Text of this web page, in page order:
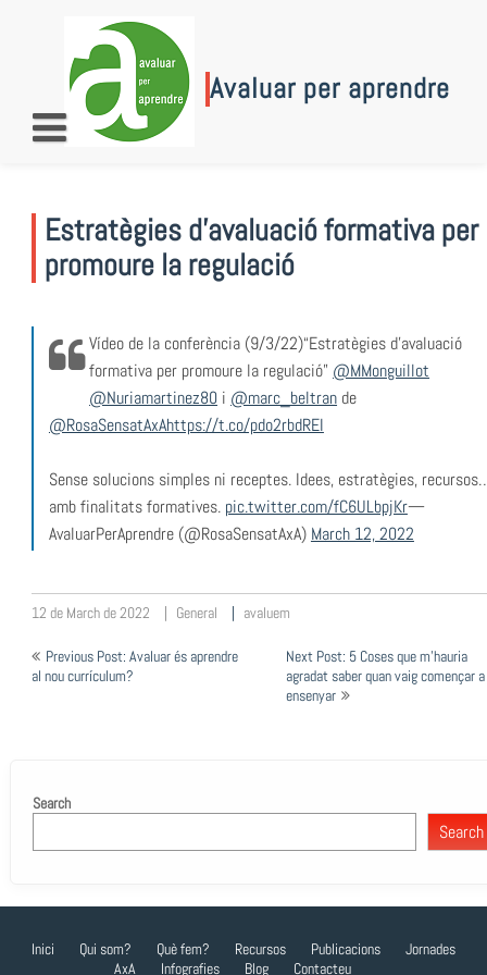
Avaluar per aprendre
Estratègies d’avaluació formativa per
promoure la regulació
Vídeo de la conferència (9/3/22)“Estratègies d’avaluació
formativa per promoure la regulació” @MMonguillot
@Nuriamartinez80 i @marc_beltran de
@RosaSensatAxAhttps://t.co/pdo2rbdREI
Sense solucions simples ni receptes. Idees, estratègies,
amb finalitats formatives. pic.twitter.com/fC6ULbpjKr—
AvaluarPerAprendre (@RosaSensatAxA) March 12, 2022
12 de March de 2022 General avaluem
Post
navigation
Previous Post: Avaluar és aprendre
al nou currículum?
Next Post: 5 Coses que m’hauria
agradat saber quan vaig començar a
ensenyar
Search
Search
Inici Qui som? Què fem? Recursos Publicacions
Jornades
AxA
Infografies Blog Contacteu